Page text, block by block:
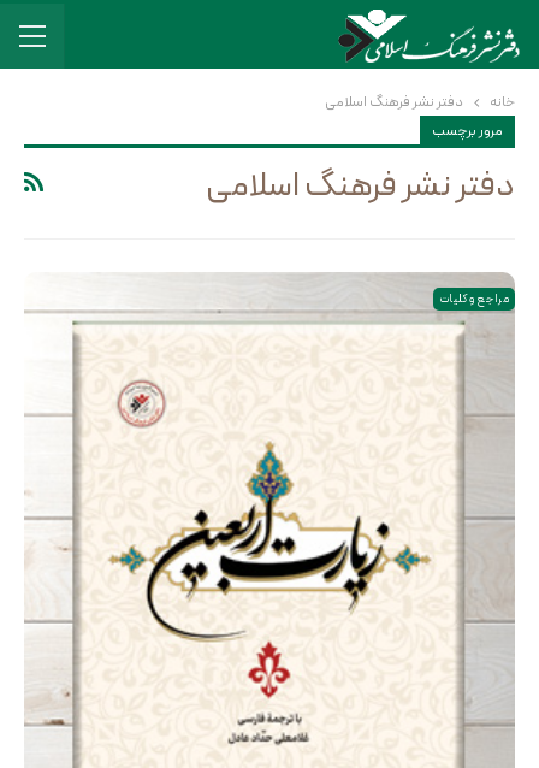
خانه
دفتر نشر فرهنگ اسلامی
مرور برچسب
دفتر نشر فرهنگ اسلامی
مراجع و کلیات